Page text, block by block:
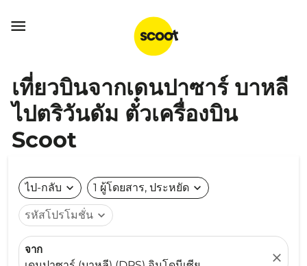

เที่ยวบินจากเดนปาซาร์ บาหลี
ไปตริวันดัม ตั๋วเครื่องบิน
Scoot
ไป-กลับ expand_more 1 ผู้โดยสาร, ประหยัด expand_more
รหัสโปรโมชั่น expand_more
จาก
close